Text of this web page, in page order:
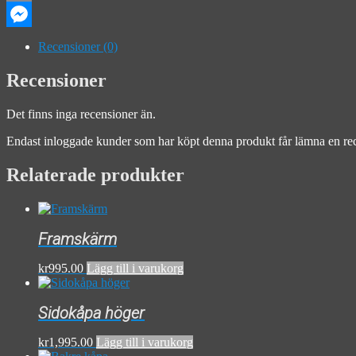
Email
Messenger
Recensioner (0)
Recensioner
Det finns inga recensioner än.
Endast inloggade kunder som har köpt denna produkt får lämna en
Relaterade produkter
Framskärm
kr995.00 Lägg till i varukorg
Sidokåpa höger
kr1,995.00 Lägg till i varukorg